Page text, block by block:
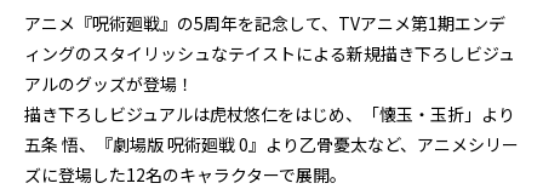
アニメ『呪術廻戦』の5周年を記念して、TVアニメ第1期エンデ
ィングのスタイリッシュなテイストによる新規描き下ろしビジュ
アルのグッズが登場！
描き下ろしビジュアルは虎杖悠仁をはじめ、「懐玉・玉折」より
五条 悟、『劇場版 呪術廻戦 0』より乙骨憂太など、アニメシリー
ズに登場した12名のキャラクターで展開。